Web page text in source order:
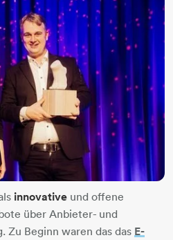
innovative und offene
über Anbieter- und
Zu Beginn waren das das E-